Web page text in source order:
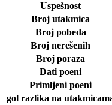
Uspešnost
Broj utakmica
Broj pobeda
Broj nerešenih
Broj poraza
Dati poeni
Primljeni poeni
gol razlika na